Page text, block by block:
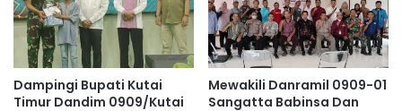
Dampingi Bupati Kutai
Timur Dandim 0909/Kutai
Mewakili Danramil 0909-01
Sangatta Babinsa Dan